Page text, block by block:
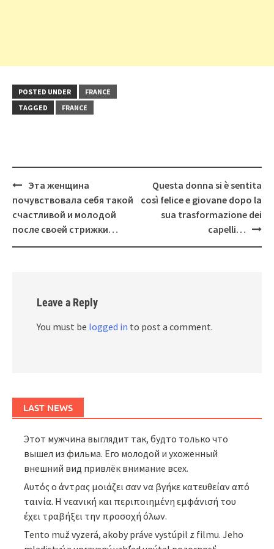
POSTED UNDER
FRANCE
TAGGED
FRANCE
Post
navigation
Эта женщина
почувствовала себя такой
счастливой и молодой
после своей стрижки…
Questa donna si è sentita
così felice e giovane dopo la
sua trasformazione dei
capelli…
Leave a Reply
You must be logged in to post a comment.
LAST NEWS
Этот мужчина выглядит так, будто только что
вышел из фильма. Его молодой и ухоженный
внешний вид привлёк внимание всех.
Αυτός ο άντρας μοιάζει σαν να βγήκε κατευθείαν από
ταινία. Η νεανική και περιποιημένη εμφάνισή του
έχει τραβήξει την προσοχή όλων.
Tento muž vyzerá, akoby práve vystúpil z filmu. Jeho